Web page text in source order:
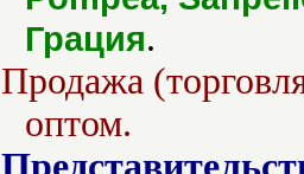
Грация.
Продажа
оптом.